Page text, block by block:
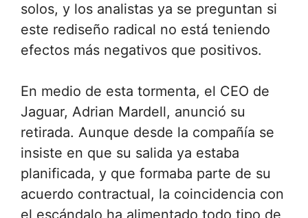
solos, y los analistas ya se preguntan si
este rediseño radical no está teniendo
efectos más negativos que positivos.
En medio de esta tormenta, el CEO de
Jaguar, Adrian Mardell, anunció su
retirada. Aunque desde la compañía se
insiste en que su salida ya estaba
planificada, y que formaba parte de su
acuerdo contractual, la coincidencia con